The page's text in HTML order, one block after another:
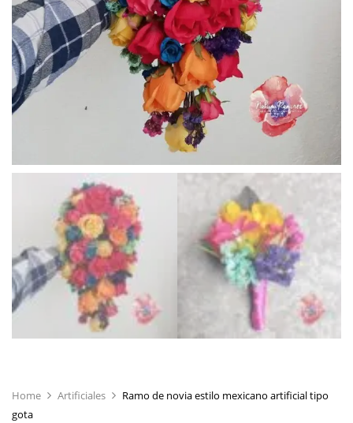
Home Artificiales
Ramo de novia estilo mexicano artificial tipo
gota